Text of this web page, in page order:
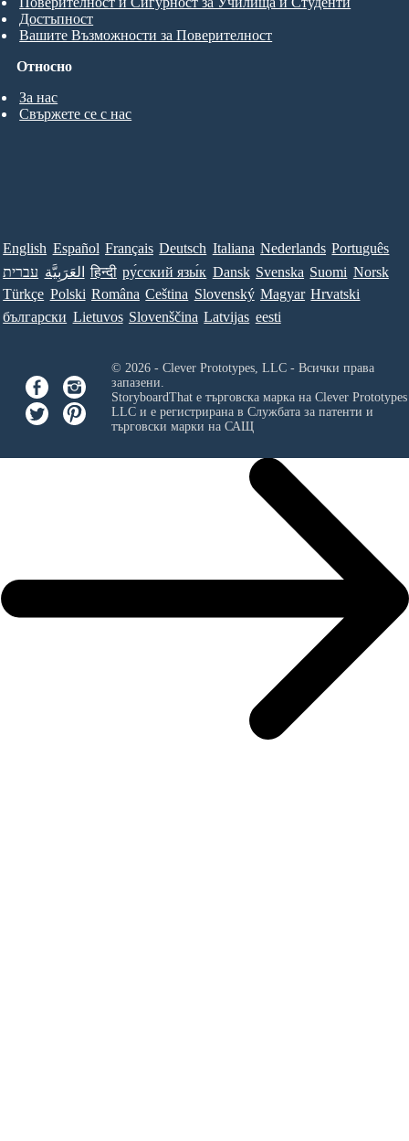
Относно
За нас
Свържете се с нас
Достъпност
Вашите Възможности за Поверителност
English Español Français Deutsch Italiana Nederlands Português
עברית العَرَبِيَّة हिन्दी ру́сский язы́к Dansk Svenska Suomi Norsk
Türkçe Polski Româna Ceština Slovenský Magyar Hrvatski
български Lietuvos Slovenščina Latvijas eesti
© 2026 - Clever Prototypes, LLC - Всички права
запазени.
StoryboardThat е търговска марка на Clever
LLCи е регистрирана в Службата за патенти и
търговски марки на САЩ